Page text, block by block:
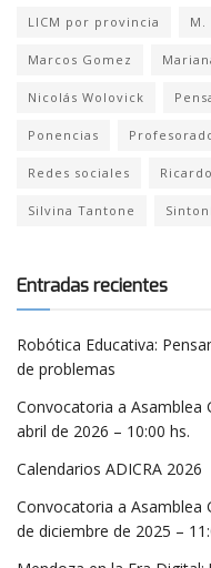
LICM por provincia M.
Marcos Gomez
Nicolás Wolovick
Ponencias
Redes sociales
Silvina Tantone
Entradas recientes
Robótica Educativa:
de problemas
Convocatoria a Asamblea
abril de 2026 – 10:00 hs.
Calendarios ADICRA 2026
Convocatoria a Asamblea
de diciembre de 2025 –